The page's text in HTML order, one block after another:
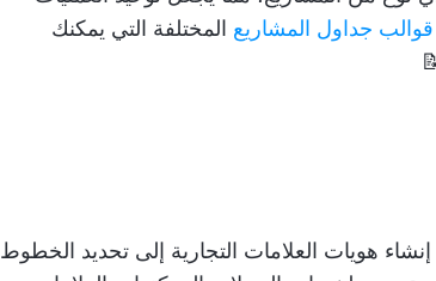
قوالب جداول المشاريع المختلفة التي يمكنك
هويات العلامات التجارية إلى تحديد الخطوط